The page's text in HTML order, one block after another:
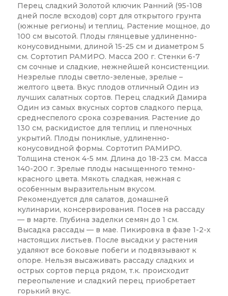
Перец сладкий Золотой ключик Ранний (95-108
дней после всходов) сорт для открытого грунта
(южные регионы) и теплиц. Растение мощное, до
100 см высотой. Плоды глянцевые удлиненно-
конусовидными, длиной 15-25 см и диаметром 5
см. Сортотип РАМИРО. Масса 200 г. Стенки 6-7
см сочные и сладкие, нежнейшей консистенции.
Незрелые плоды светло-зеленые, зрелые –
желтого цвета. Вкус плодов отличный Один из
лучших салатных сортов. Перец сладкий Дамира
Один из самых вкусных сортов сладкого перца,
среднеспелого срока созревания. Растение до
130 см, раскидистое для теплиц и пленочных
укрытий. Плоды пониклые, удлиненно-
конусовидной формы. Сортотип РАМИРО.
Толщина стенок 4-5 мм. Длина до 18-23 см. Масса
140-200 г. Зрелые плоды насыщенного темно-
красного цвета. Мякоть сладкая, нежная с
особенным выразительным вкусом.
Рекомендуется для салатов, домашней
кулинарии, консервирования. Посев на рассаду
— в марте. Глубина заделки семян до 1 см.
Высадка рассады — в мае. Пикировка в фазе 1-2-х
настоящих листьев. После высадки у растения
удаляют все боковые побеги и подвязывают к
опоре. Нельзя высаживать рассаду сладких и
острых сортов перца рядом, т.к. происходит
переопыление и сладкий перец приобретает
горький вкус.